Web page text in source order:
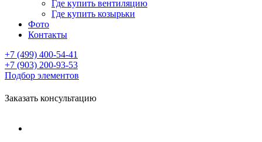
Где купить вентиляцию
Где купить козырьки
Фото
Контакты
+7 (499) 400-54-41
+7 (903) 200-93-53
Подбор элементов
Заказать консультацию